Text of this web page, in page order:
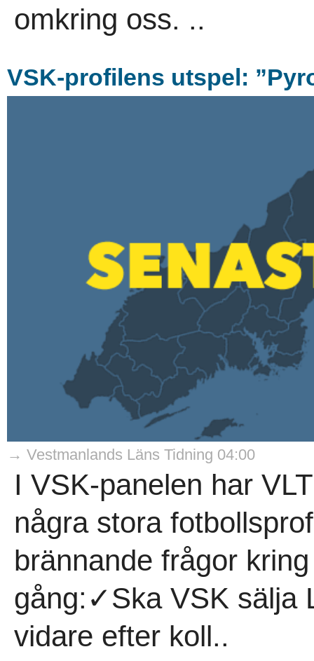
omkring oss. ..
VSK-profilens utspel:
→ Vestmanlands Läns Tidning 04:00
I VSK-panelen har
några stora
brännande frågor
gång:✓Ska VSK sälja
vidare efter koll..